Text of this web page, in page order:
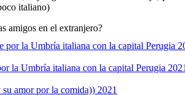
italiano)
amigos en el extranjero?
la Umbría italiana con la capital Perugia